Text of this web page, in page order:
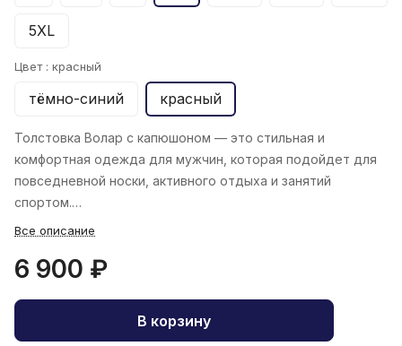
5XL
Цвет : красный
тёмно-синий красный
Толстовка Волар с капюшоном — это стильная и
комфортная одежда для мужчин, которая подойдет для
повседневной носки, активного отдыха и занятий
спортом.
Все описание
6 900 ₽
В корзину